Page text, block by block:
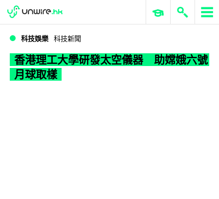
WWDC 2026 ERP 與商業 AI
科技娛樂 科技新聞
香港理工大學研發太空儀器 助嫦娥六號
月球取樣